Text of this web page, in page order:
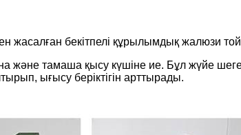
жасалған бекітпелі құрылымдық жалюзи
және тамаша қысу күшіне ие. Бұл жүйе
ығысу беріктігін арттырады.